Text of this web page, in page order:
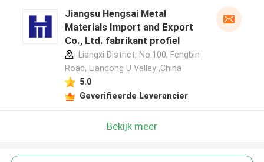
Jiangsu Hengsai Metal
Materials Import and Export
Co., Ltd. fabrikant profiel
Liangxi District, No.100, Fengbin
Road, Liandong U Valley ,China
5.0
Geverifieerde Leverancier
Bekijk meer